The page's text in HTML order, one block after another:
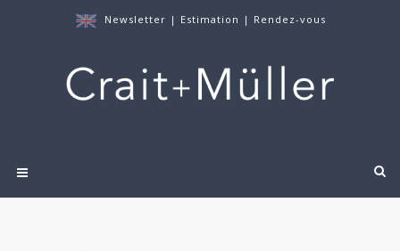
Newsletter | Estimation | Rendez-vous